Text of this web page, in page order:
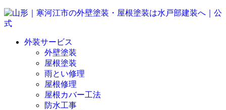
外装サービス
外壁塗装
屋根塗装
雨とい修理
屋根修理
屋根カバー工法
防水工事